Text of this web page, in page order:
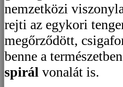
nemzetközi
rejti az egykori
megőrződött,
benne a
spirál vonalát is.